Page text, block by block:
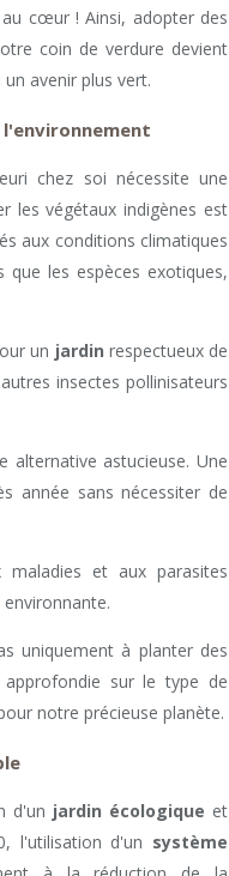
cœur ! Ainsi, adopter des
coin de verdure devient
avenir plus vert.
chez soi nécessite une
les végétaux indigènes est
aux conditions climatiques
les espèces exotiques,
un jardin respectueux de
insectes pollinisateurs
alternative astucieuse. Une
année sans nécessiter de
maladies et aux parasites
uniquement à planter des
sur le type de
notre précieuse planète.
d'un jardin écologique et
l'utilisation d'un système